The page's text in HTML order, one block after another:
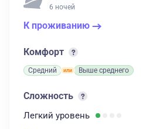
6 ночей
К проживанию
Комфорт
Средний Выше среднего
Сложность
Легкий уровень